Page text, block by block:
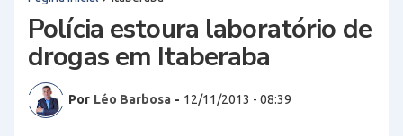
Polícia estoura laboratório de
drogas em Itaberaba
Por Léo Barbosa - 12/11/2013 - 08:39